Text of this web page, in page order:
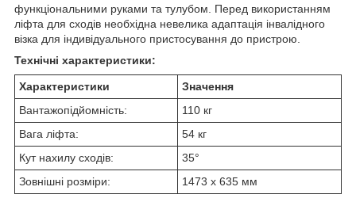
функціональними руками та тулубом. Перед використанням
ліфта для сходів необхідна невелика адаптація інвалідного
візка для індивідуального пристосування до пристрою.
Технічні характеристики:
Характеристики
Значення
Вантажопідйомність:
110 кг
Вага ліфта:
54 кг
Кут нахилу сходів:
35°
Зовнішні розміри:
1473 x 635 мм